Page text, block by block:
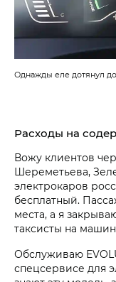
Однажды еле дотянул до
Расходы на
Вожу клиентов
Шереметьева,
электрокаров
бесплатный.
места, а я
таксисты на
Обслуживаю
спецсервисе для